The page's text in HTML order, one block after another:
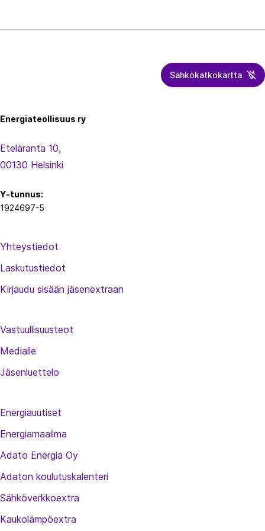
i
u
s
sisältö
Sähkökatkokartta
Energiateollisuus ry
Eteläranta 10,
00130 Helsinki
Y-tunnus:
1924697-5
Yhteystiedot
Laskutustiedot
Kirjaudu sisään jäsenextraan
Vastuullisuusteot
Medialle
Jäsenluettelo
Energiauutiset
Energiamaailma
Adato Energia Oy
Adaton koulutuskalenteri
Sähköverkkoextra
Kaukolämpöextra